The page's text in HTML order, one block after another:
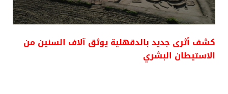
كشف أثرى جديد بالدقهلية يوثق آلاف السنين من
الاستيطان البشري